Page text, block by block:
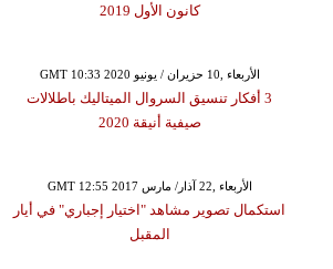
كانون الأول 2019
GMT 10:33 2020 الأربعاء ,10 حزيران / يونيو
3 أفكار تنسيق السروال الميتاليك باطلالات
صيفية أنيقة 2020
GMT 12:55 2017 الأربعاء ,22 آذار/ مارس
استكمال تصوير مشاهد "اختيار إجباري" في أيار
المقبل